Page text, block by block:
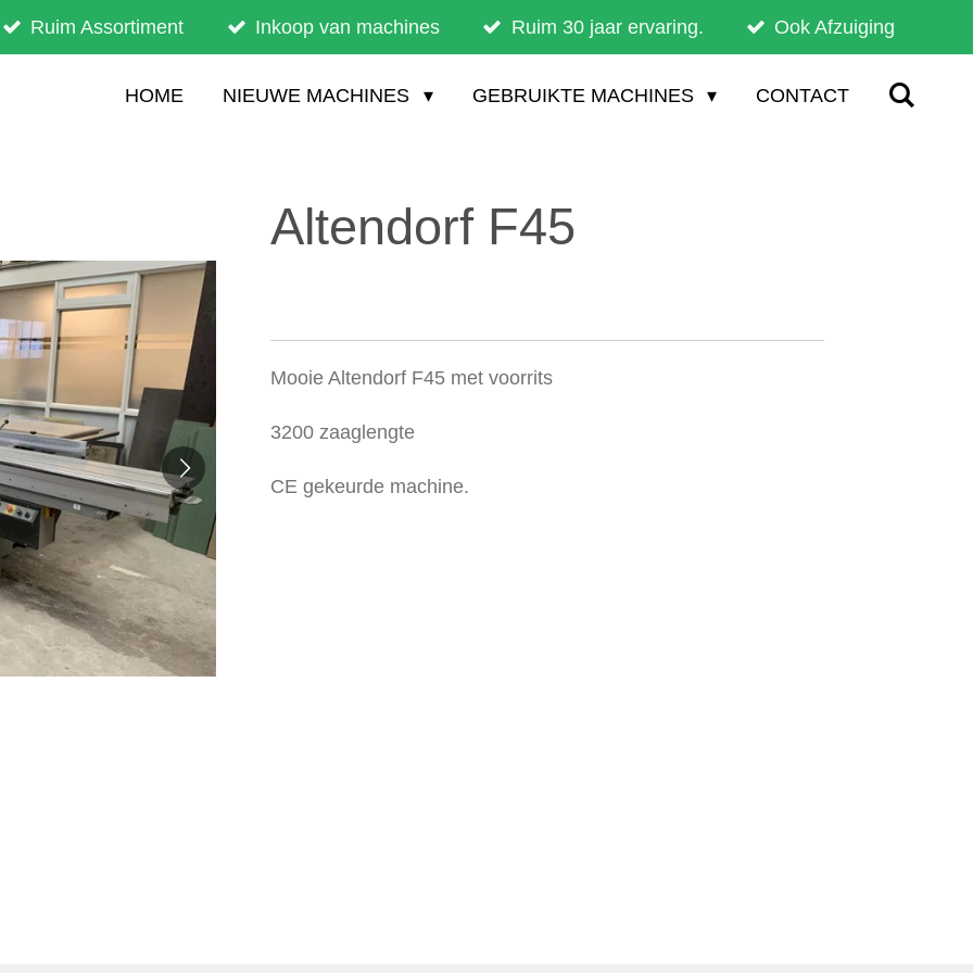
Ruim Assortiment Inkoop van machines Ruim 30 jaar ervaring. Ook Afzuiging
HOME NIEUWE MACHINES GEBRUIKTE MACHINES CONTACT
Altendorf F45
Mooie Altendorf F45 met voorrits
3200 zaaglengte
CE gekeurde machine.